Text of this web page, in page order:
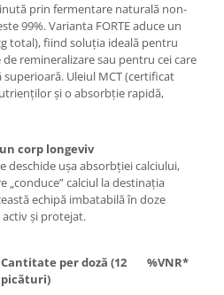
prin fermentare naturală non-
99%. Varianta FORTE aduce un
total), fiind soluția ideală pentru
remineralizare sau pentru cei care
Uleiul MCT (certificat
și o absorbție rapidă,
corp longeviv
deschide ușa absorbției calciului,
„conduce” calciul la destinația
echipă imbatabilă în doze
și protejat.
Cantitate per doză (12
picături)
%VNR*